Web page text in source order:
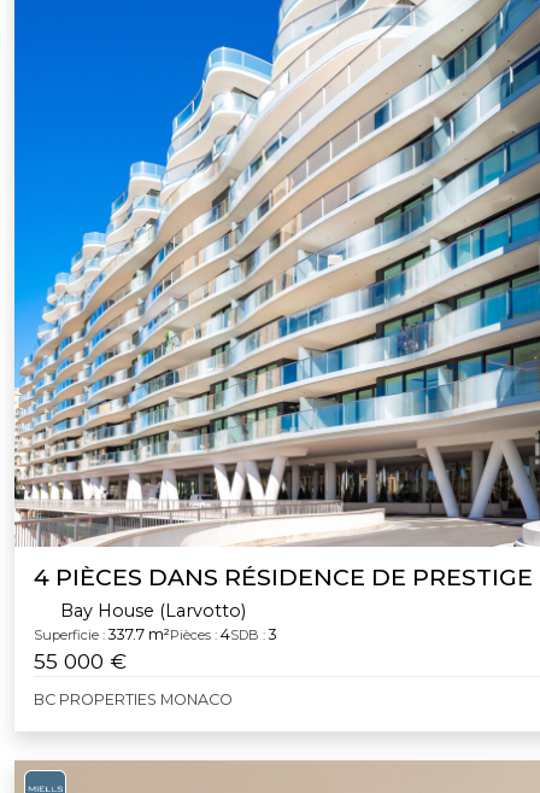
4 PIÈCES DANS RÉSIDENCE DE PRESTIGE
Bay House (Larvotto)
Superficie : 337.7 m²Pièces : 4SDB : 3
55 000 €
BC PROPERTIES MONACO